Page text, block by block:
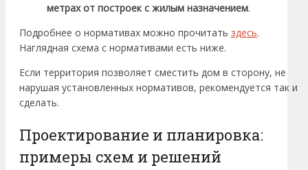
метрах от построек с жилым назначением.
Подробнее о нормативах можно прочитать здесь.
Наглядная схема с нормативами есть ниже.
Если территория позволяет сместить дом в сторону, не
нарушая установленных нормативов, рекомендуется так и
сделать.
Проектирование и планировка:
примеры схем и решений